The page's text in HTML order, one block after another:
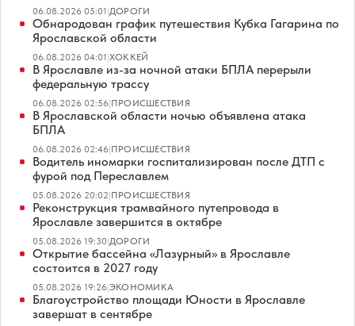
06.08.2026 05:01|ДОРОГИ
Обнародован график путешествия Кубка Гагарина по
Ярославской области
06.08.2026 04:01|ХОККЕЙ
В Ярославле из-за ночной атаки БПЛА перерыли
федеральную трассу
06.08.2026 02:56|ПРОИСШЕСТВИЯ
В Ярославской области ночью объявлена атака
БПЛА
06.08.2026 02:46|ПРОИСШЕСТВИЯ
Водитель иномарки госпитализирован после ДТП с
фурой под Переславлем
05.08.2026 20:02|ПРОИСШЕСТВИЯ
Реконструкция трамвайного путепровода в
Ярославле завершится в октябре
05.08.2026 19:30|ДОРОГИ
Открытие бассейна «Лазурный» в Ярославле
состоится в 2027 году
05.08.2026 19:26|ЭКОНОМИКА
Благоустройство площади Юности в Ярославле
завершат в сентябре